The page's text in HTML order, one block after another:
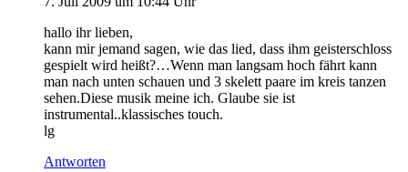
hallo ihr lieben,
kann mir jemand sagen, wie das lied, dass ihm geisterschloss
gespielt wird heißt?…Wenn man langsam hoch fährt kann
man nach unten schauen und 3 skelett paare im kreis tanzen
sehen.Diese musik meine ich. Glaube sie ist
instrumental..klassisches touch.
lg
Antworten